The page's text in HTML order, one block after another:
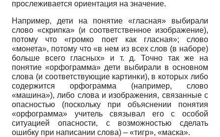
прослеживается ориентация на значение.
Например, дети на понятие «гласная» выбирали
слово «скрипка» (и соответственное изображение),
потому что «громко поет как гласная»; слово
«монета», потому что «в нем из всех слов (в наборе)
больше всего гласных» и т. д. Точно так же на
понятие «орфограмма» дети выбирали в основном
слова (и соответствующие картинки), в которых либо
содержится орфограмма (например, слово
«машина»), либо слова и изображения, связанные с
опасностью (поскольку при объяснении понятия
«орфограмма» учитель связывал его с особой
ситуацией опасности, с возможностью сделать
ошибку при написании слова) – «тигр», «маска».